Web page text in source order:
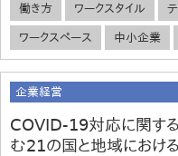
働き方 ワークスタイル
ワークスペース 中小企業
企業経営
COVID-19対応に関す
む21の国と地域におけ